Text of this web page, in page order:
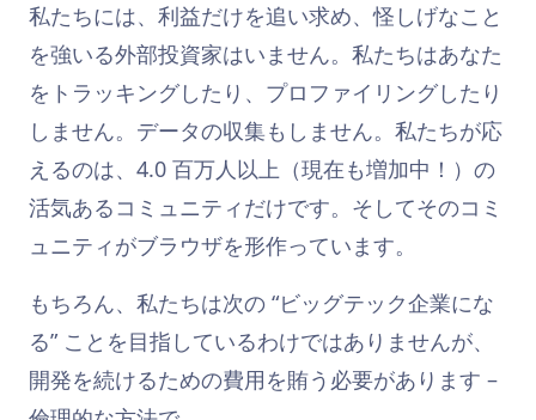
私たちには、利益だけを追い求め、怪しげなこと
を強いる外部投資家はいません。私たちはあなた
をトラッキングしたり、プロファイリングしたり
しません。データの収集もしません。私たちが応
えるのは、4.0 百万人以上（現在も増加中！）の
活気あるコミュニティだけです。そしてそのコミ
ュニティがブラウザを形作っています。
もちろん、私たちは次の “ビッグテック企業にな
る” ことを目指しているわけではありませんが、
開発を続けるための費用を賄う必要があります –